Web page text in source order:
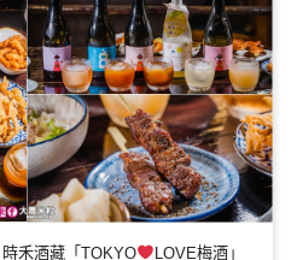
禾酒藏「TOKYO
LOVE梅酒」